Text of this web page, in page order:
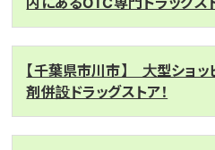
【千葉県市川市】 大型ショ
剤併設ドラッグストア！